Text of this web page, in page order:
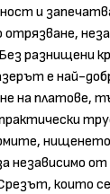
и
разнищени
е най-
на платове,
практически
независимо от
които се